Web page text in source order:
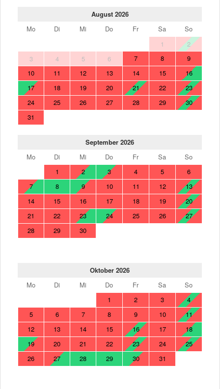
August 2026
Mo
Di Mi Do Fr Sa
So
1
2
3
4 5 6 7 8
9
10
11 12 13 14 15
16
17
18 19 20 21 22
23
24
25 26 27 28 29
30
31
September 2026
Mo
Di Mi Do Fr Sa
So
1
2 3 4 5
6
7
8 9 10 11 12
13
14
15 16 17 18 19
20
21
22 23 24 25 26
27
28
29 30
Oktober 2026
Mo
Di Mi Do Fr Sa
So
1
2 3
4
5
6 7 8 9 10
11
12
13 14 15 16 17
18
19
20 21 22 23 24
25
26
27 28 29 30 31